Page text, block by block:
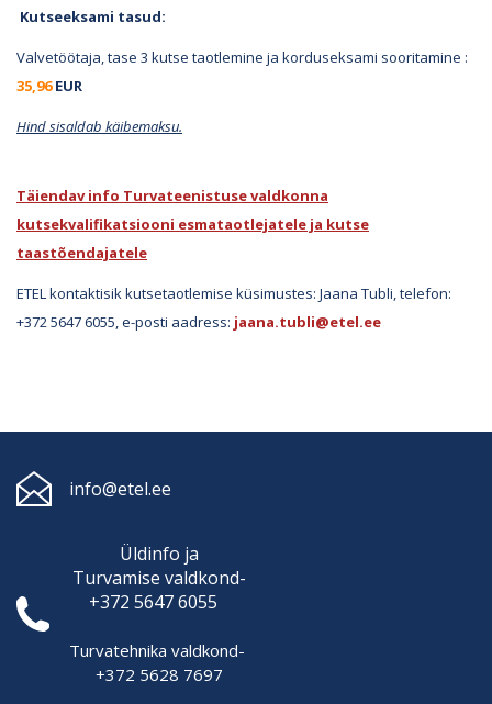
Kutseeksami tasud:
Valvetöötaja, tase 3 kutse taotlemine ja korduseksami sooritamine :
35,96EUR
Hind sisaldab käibemaksu.
Täiendav info Turvateenistuse valdkonna
kutsekvalifikatsiooni esmataotlejatele ja kutse
taastõendajatele
ETEL kontaktisik kutsetaotlemise küsimustes: Jaana Tubli, telefon:
+372 5647 6055, e-posti aadress: jaana.tubli@etel.ee
info@etel.ee
Üldinfo ja
Turvamise valdkond-
+372 5647 6055
Turvatehnika valdkond-
+372 5628 7697